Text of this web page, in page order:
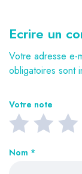
Ecrire un
Votre adresse e-
obligatoires sont
Votre note
Nom *